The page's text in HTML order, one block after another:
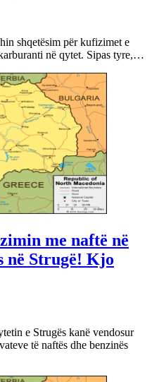
shqetësim për kufizimet e
në qytet. Sipas tyre,…
me naftë në
në Strugë! Kjo
e Strugës kanë vendosur
të naftës dhe benzinës